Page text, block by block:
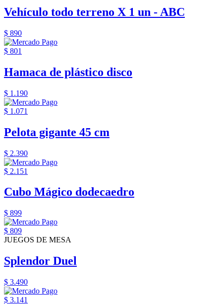
Vehículo todo terreno X 1 un - ABC
$ 890
$ 801
Hamaca de plástico disco
$ 1.190
$ 1.071
Pelota gigante 45 cm
$ 2.390
$ 2.151
Cubo Mágico dodecaedro
$ 899
$ 809
JUEGOS DE MESA
Splendor Duel
$ 3.490
$ 3.141